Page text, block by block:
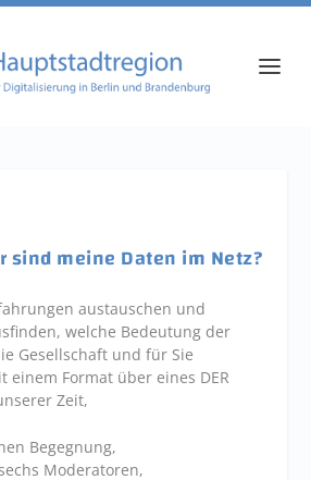
sind meine Daten im Netz?
austauschen und
welche Bedeutung der
Gesellschaft und für Sie
einem Format über eines DER
Zeit,
Begegnung,
Moderatoren,